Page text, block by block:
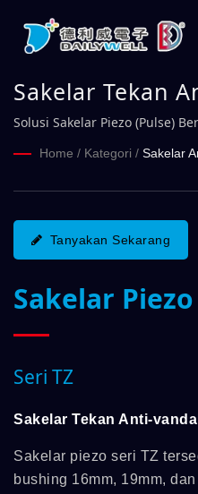
Sakelar Tekan
Seri TZ |
Solusi Sakelar Piezo (Pulse)
Home / Kategori / Sakelar
Tanyakan Sekarang
Sakelar
Seri TZ
Sakelar Tekan Anti-
Sakelar piezo seri TZ
bushing 16mm, 19mm,